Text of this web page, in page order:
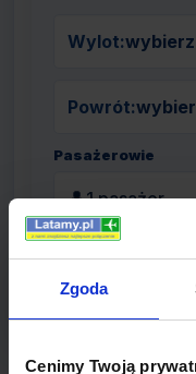
Zgoda
Cenimy Twoją
Wylot:
Powrót:
Pasażerowie
👤1 pasażer